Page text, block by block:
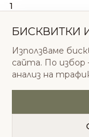
1
Нед: 11:00 – 18:00
© 2026 Одоната
запазени.
Политика
БИСКВИТКИ
Използваме
сайта. По избор
анализ на